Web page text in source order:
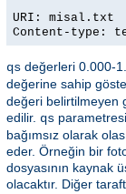
URI: misal.txt
Content-type:
qs değerleri 0.000-
değerine sahip
değeri belirtilmeyen
edilir. qs
bağımsız olarak
eder. Örneğin bir
dosyasının kaynak
olacaktır. Diğer